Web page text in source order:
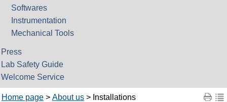
Softwares
Instrumentation
Mechanical Tools
Press
Lab Safety Guide
Welcome Service
Home page > About us > Installations